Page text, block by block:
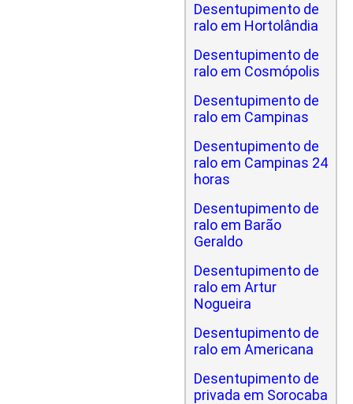
Desentupimento de
ralo em Hortolândia
Desentupimento de
ralo em Cosmópolis
Desentupimento de
ralo em Campinas
Desentupimento de
ralo em Campinas 24
horas
Desentupimento de
ralo em Barão
Geraldo
Desentupimento de
ralo em Artur
Nogueira
Desentupimento de
ralo em Americana
Desentupimento de
privada em Sorocaba